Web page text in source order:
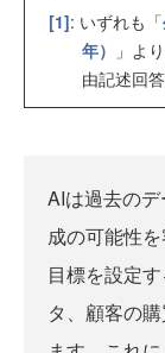
[1]: いずれも「
年）
」よ
由記述回答
AIは過去の
成の可能性
目標を設定
タ、顧客の